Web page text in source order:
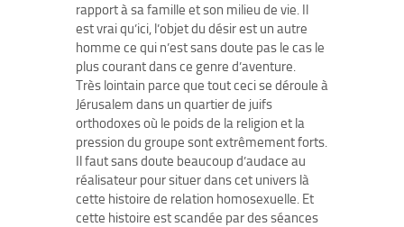
rapport à sa famille et son milieu de vie. Il
est vrai qu’ici, l’objet du désir est un autre
homme ce qui n’est sans doute pas le cas le
plus courant dans ce genre d’aventure.
Très lointain parce que tout ceci se déroule à
Jérusalem dans un quartier de juifs
orthodoxes où le poids de la religion et la
pression du groupe sont extrêmement forts.
Il faut sans doute beaucoup d’audace au
réalisateur pour situer dans cet univers là
cette histoire de relation homosexuelle. Et
cette histoire est scandée par des séances